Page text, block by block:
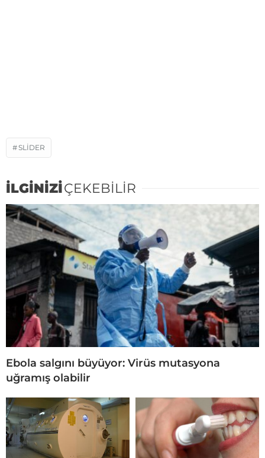
SLIDER
İLGİNİZİÇEKEBİLİR
Ebola salgını büyüyor: Virüs mutasyona
uğramış olabilir